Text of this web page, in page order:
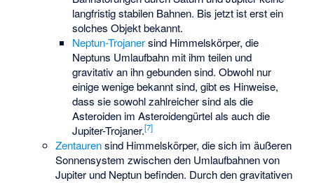
langfristig stabilen Bahnen. Bis jetzt ist erst ein
solches Objekt bekannt.
Neptun-Trojanersind Himmelskörper, die
Neptuns Umlaufbahn mit ihm teilen und
gravitativ an ihn gebunden sind. Obwohl nur
einige wenige bekannt sind, gibt es Hinweise,
dass sie sowohl zahlreicher sind als die
Asteroiden im Asteroidengürtel als auch die
Jupiter-Trojaner.[7]
Zentaurensind Himmelskörper, die sich im äußeren
Sonnensystem zwischen den Umlaufbahnen von
Jupiter und Neptun befinden. Durch den gravitativen